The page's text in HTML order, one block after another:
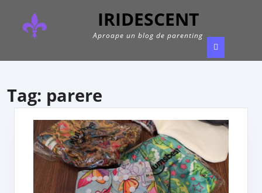
content
IRIDESCENT
Aproape un blog de parenting
Tag: parere